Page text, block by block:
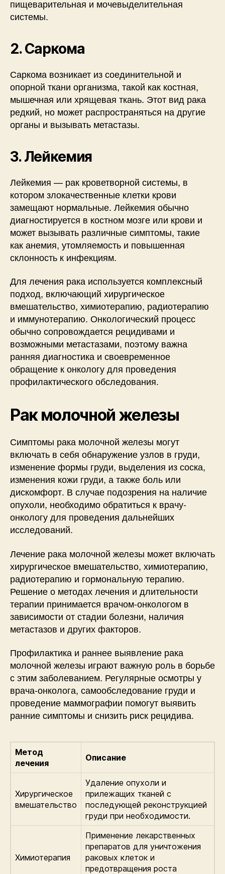
пищеварительная и мочевыделительная
системы.
2. Саркома
Саркома возникает из соединительной и
опорной ткани организма, такой как костная,
мышечная или хрящевая ткань. Этот вид рака
редкий, но может распространяться на другие
органы и вызывать метастазы.
3. Лейкемия
Лейкемия — рак кроветворной системы, в
котором злокачественные клетки крови
замещают нормальные. Лейкемия обычно
диагностируется в костном мозге или крови и
может вызывать различные симптомы, такие
как анемия, утомляемость и повышенная
склонность к инфекциям.
Для лечения рака используется комплексный
подход, включающий хирургическое
вмешательство, химиотерапию, радиотерапию
и иммунотерапию. Онкологический процесс
обычно сопровождается рецидивами и
возможными метастазами, поэтому важна
ранняя диагностика и своевременное
обращение к онкологу для проведения
профилактического обследования.
Рак молочной железы
Симптомы рака молочной железы могут
включать в себя обнаружение узлов в груди,
изменение формы груди, выделения из соска,
изменения кожи груди, а также боль или
дискомфорт. В случае подозрения на наличие
опухоли, необходимо обратиться к врачу-
онкологу для проведения дальнейших
исследований.
Лечение рака молочной железы может включать
хирургическое вмешательство, химиотерапию,
радиотерапию и гормональную терапию.
Решение о методах лечения и длительности
терапии принимается врачом-онкологом в
зависимости от стадии болезни, наличия
метастазов и других факторов.
Профилактика и раннее выявление рака
молочной железы играют важную роль в борьбе
с этим заболеванием. Регулярные осмотры у
врача-онколога, самообследование груди и
проведение маммографии помогут выявить
ранние симптомы и снизить риск рецидива.
Метод
лечения
Описание
Хирургическое
вмешательство
Удаление опухоли и
прилежащих тканей с
последующей реконструкцией
груди при необходимости.
Химиотерапия
Применение лекарственных
препаратов для уничтожения
раковых клеток и
предотвращения роста